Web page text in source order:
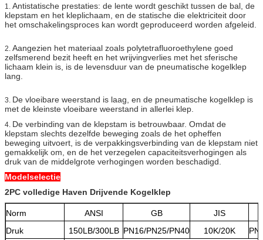
1. Antistatische prestaties: de lente wordt geschikt tussen de bal, de
klepstam en het kleplichaam, en de statische die elektriciteit door
het omschakelingsproces kan wordt geproduceerd worden afgeleid.
2. Aangezien het materiaal zoals polytetrafluoroethylene goed
zelfsmerend bezit heeft en het wrijvingverlies met het sferische
lichaam klein is, is de levensduur van de pneumatische kogelklep
lang.
3. De vloeibare weerstand is laag, en de pneumatische kogelklep is
met de kleinste vloeibare weerstand in allerlei klep.
4. De verbinding van de klepstam is betrouwbaar. Omdat de
klepstam slechts dezelfde beweging zoals de het opheffen
beweging uitvoert, is de verpakkingsverbinding van de klepstam niet
gemakkelijk om, en de het verzegelen capaciteitsverhogingen als
druk van de middelgrote verhogingen worden beschadigd.
Modelselectie
2PC volledige Haven Drijvende Kogelklep
Norm ANSI GB
JIS
Druk
150LB/300LB PN16/PN25/PN40 10K/20K